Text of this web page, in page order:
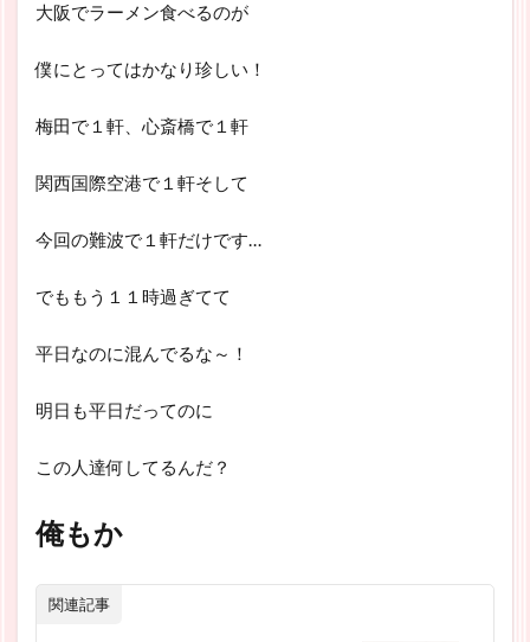
大阪でラーメン食べるのが
僕にとってはかなり珍しい！
梅田で１軒、心斎橋で１軒
関西国際空港で１軒そして
今回の難波で１軒だけです…
でももう１１時過ぎてて
平日なのに混んでるな～！
明日も平日だってのに
この人達何してるんだ？
俺もか
関連記事